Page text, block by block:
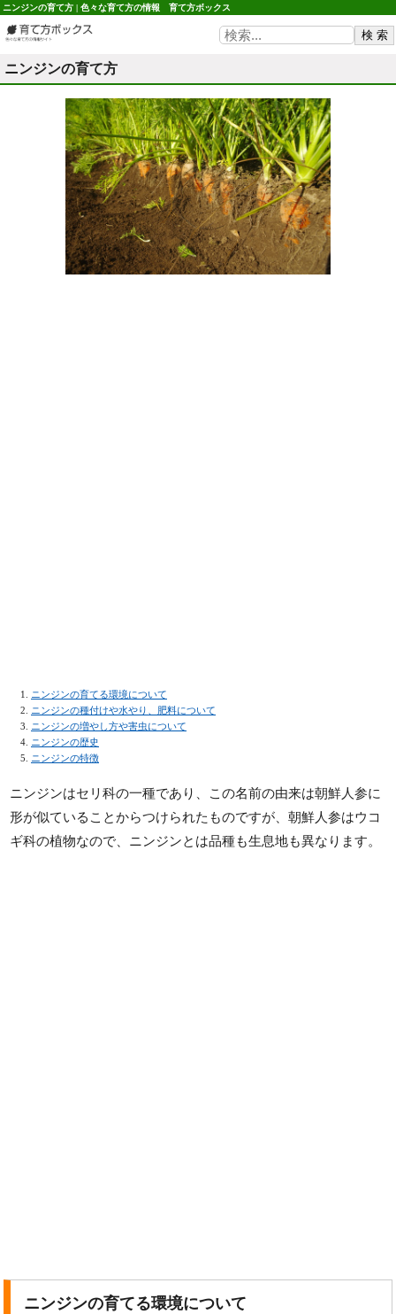
ニンジンの育て方 | 色々な育て方の情報 育て方ボックス
ニンジンの育て方
ニンジンの育てる環境について
ニンジンの種付けや水やり、肥料について
ニンジンの増やし方や害虫について
ニンジンの歴史
ニンジンの特徴
ニンジンはセリ科の一種であり、この名前の由来は朝鮮人参に
形が似ていることからつけられたものですが、朝鮮人参はウコ
ギ科の植物なので、ニンジンとは品種も生息地も異なります。
ニンジンの育てる環境について